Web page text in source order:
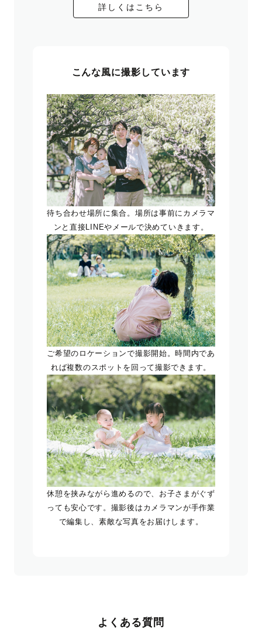
詳しくはこちら
こんな風に撮影しています
待ち合わせ場所に集合。場所は事前にカメラマ
ンと直接LINEやメールで決めていきます。
ご希望のロケーションで撮影開始。時間内であ
れば複数のスポットを回って撮影できます。
休憩を挟みながら進めるので、お子さまがぐず
っても安心です。撮影後はカメラマンが手作業
で編集し、素敵な写真をお届けします。
よくある質問